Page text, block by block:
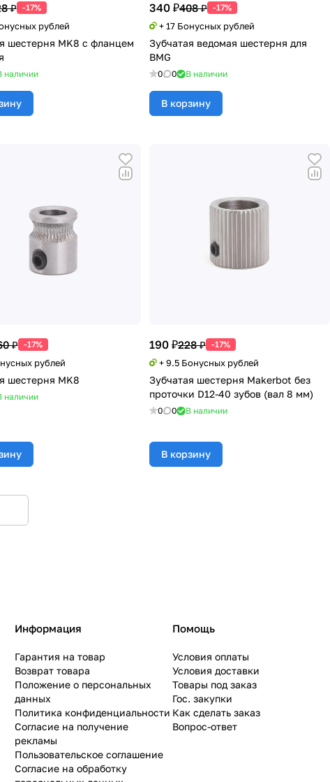
₽ -17%
рублей
шестерня MK8 с фланцем
наличии
340 ₽408 ₽ -17%
+ 17 Бонусных рублей
Зубчатая ведомая шестерня для
BMG
0 0 В наличии
В корзину
₽ -17%
рублей
шестерня MK8
наличии
190 ₽228 ₽ -17%
+ 9.5 Бонусных рублей
Зубчатая шестерня Makerbot без
проточки D12-40 зубов (вал 8 мм)
0 0 В наличии
В корзину
Информация
Гарантия на товар
Возврат товара
Положение о персональных
данных
Политика конфиденциальности
Согласие на получение
рекламы
Пользовательское соглашение
Согласие на обработку
Помощь
Условия оплаты
Условия доставки
Товары под заказ
Гос. закупки
Как сделать заказ
Вопрос-ответ